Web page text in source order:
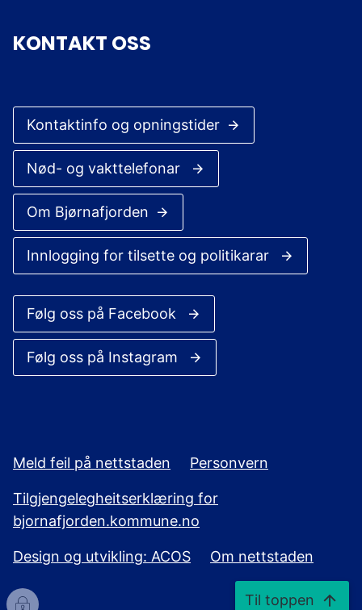
KONTAKT OSS
Kontaktinfo og opningstider
Nød- og vakttelefonar
Om Bjørnafjorden
Innlogging for tilsette og politikarar
Følg oss på Facebook
Følg oss på Instagram
Meld feil på nettstaden Personvern
Tilgjengelegheitserklæring for
bjornafjorden.kommune.no
Design og utvikling: ACOS Om nettstaden
Til toppen